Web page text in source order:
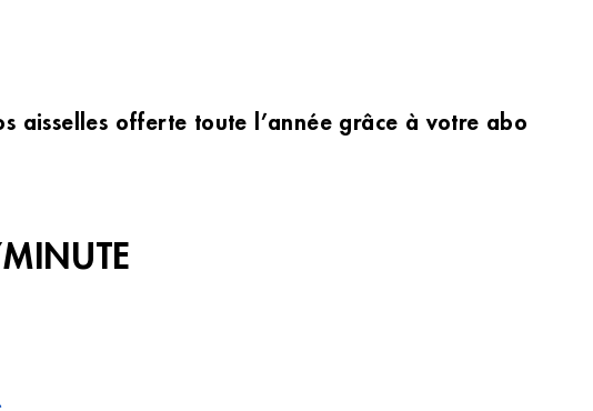
aisselles offerte toute l’année grâce à votre